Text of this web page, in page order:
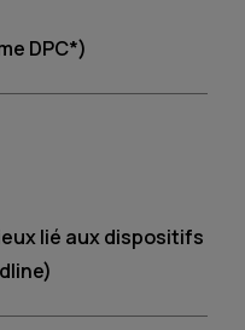
DPC*)
lié aux dispositifs